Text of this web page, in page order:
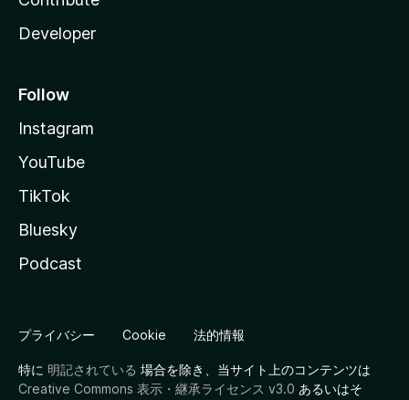
Developer
Follow
Instagram
YouTube
TikTok
Bluesky
Podcast
プライバシー Cookie 法的情報
特に 明記されている 場合を除き、当サイト上のコンテンツは
Creative Commons 表示・継承ライセンス v3.0 あるいはそ